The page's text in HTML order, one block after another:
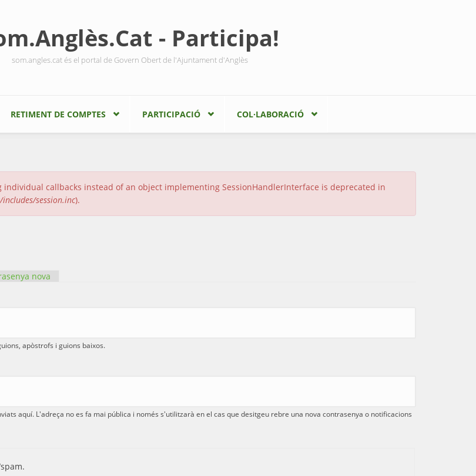
- Participa!
som.angles.cat és el portal de Govern Obert de l'Ajuntament d'Anglès
RETIMENT DE COMPTES PARTICIPACIÓ COL·LABORACIÓ
individual callbacks instead of an object implementing SessionHandlerInterface is deprecated in
session.inc).
nova
apòstrofs i guions baixos.
aquí. L'adreça no es fa mai pública i només s'utilitzarà en el cas que desitgeu rebre una nova contrasenya o notificacions